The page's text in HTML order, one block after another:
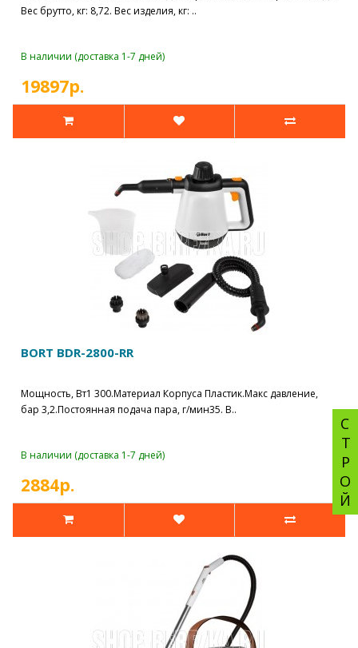
СТРОЙ
Вес брутто, кг: 8,72. Вес изделия, кг: ..
В наличии (доставка 1-7 дней)
19897р.
BORT BDR-2800-RR
Мощность, Вт1 300.Материал Корпуса Пластик.Макс давление,
бар 3,2.Постоянная подача пара, г/мин35. В..
В наличии (доставка 1-7 дней)
2884р.